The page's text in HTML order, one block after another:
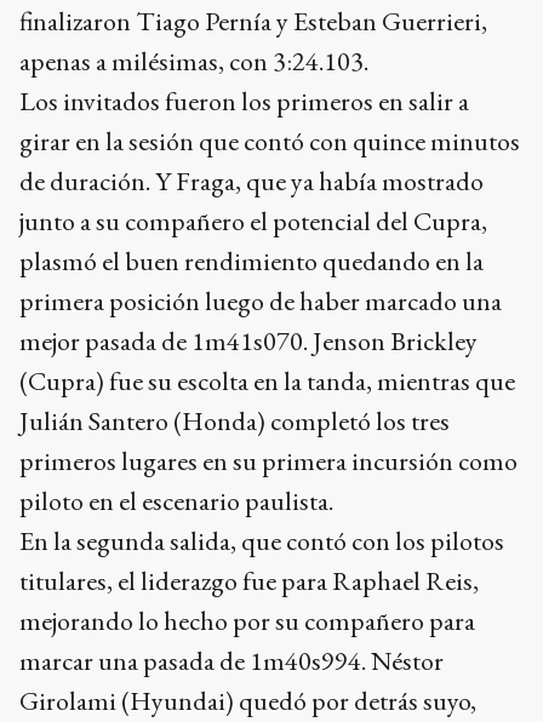
finalizaron Tiago Pernía y Esteban Guerrieri,
apenas a milésimas, con 3:24.103.
Los invitados fueron los primeros en salir a
girar en la sesión que contó con quince minutos
de duración. Y Fraga, que ya había mostrado
junto a su compañero el potencial del Cupra,
plasmó el buen rendimiento quedando en la
primera posición luego de haber marcado una
mejor pasada de 1m41s070. Jenson Brickley
(Cupra) fue su escolta en la tanda, mientras que
Julián Santero (Honda) completó los tres
primeros lugares en su primera incursión como
piloto en el escenario paulista.
En la segunda salida, que contó con los pilotos
titulares, el liderazgo fue para Raphael Reis,
mejorando lo hecho por su compañero para
marcar una pasada de 1m40s994. Néstor
Girolami (Hyundai) quedó por detrás suyo,